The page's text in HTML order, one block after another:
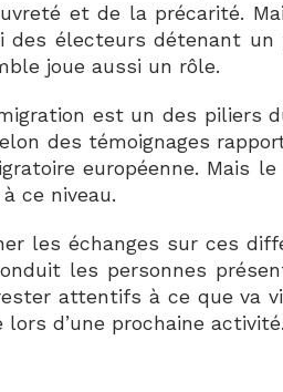
et de la précarité.
des électeurs détenant
joue aussi un rôle.
est un des piliers
des témoignages
européenne. Mais
ce niveau.
les échanges sur ces
les personnes
attentifs à ce que va
d’une prochaine activité.